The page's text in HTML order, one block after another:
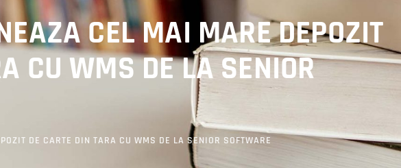
CEL MAI MARE DEPOZIT
CU WMS DE LA SENIOR
DE CARTE DIN TARA CU WMS DE LA SENIOR SOFTWARE